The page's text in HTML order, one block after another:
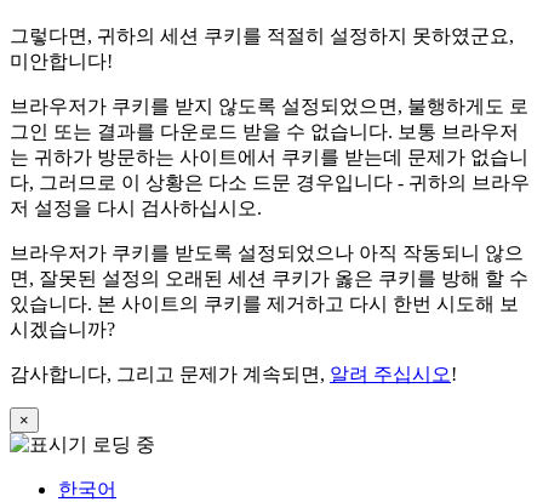
그렇다면, 귀하의 세션 쿠키를 적절히 설정하지 못하였군요,
미안합니다!
브라우저가 쿠키를 받지 않도록 설정되었으면, 불행하게도 로
그인 또는 결과를 다운로드 받을 수 없습니다. 보통 브라우저
는 귀하가 방문하는 사이트에서 쿠키를 받는데 문제가 없습니
다, 그러므로 이 상황은 다소 드문 경우입니다 - 귀하의 브라우
저 설정을 다시 검사하십시오.
브라우저가 쿠키를 받도록 설정되었으나 아직 작동되니 않으
면, 잘못된 설정의 오래된 세션 쿠키가 옳은 쿠키를 방해 할 수
있습니다. 본 사이트의 쿠키를 제거하고 다시 한번 시도해 보
시겠습니까?
감사합니다, 그리고 문제가 계속되면, 알려 주십시오!
×
한국어